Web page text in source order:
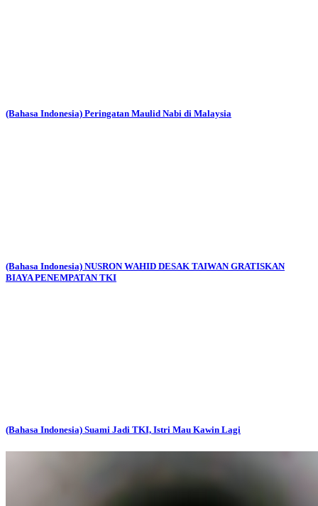
(Bahasa Indonesia) Peringatan Maulid Nabi di Malaysia
(Bahasa Indonesia) NUSRON WAHID DESAK TAIWAN GRATISKAN
BIAYA PENEMPATAN TKI
(Bahasa Indonesia) Suami Jadi TKI, Istri Mau Kawin Lagi